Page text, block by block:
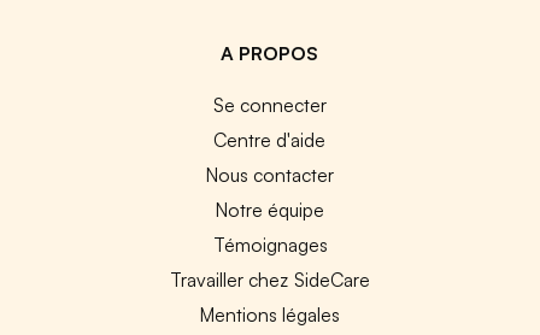
A PROPOS
Se connecter
Centre d'aide
Nous contacter
Notre équipe
Témoignages
Travailler chez SideCare
Mentions légales